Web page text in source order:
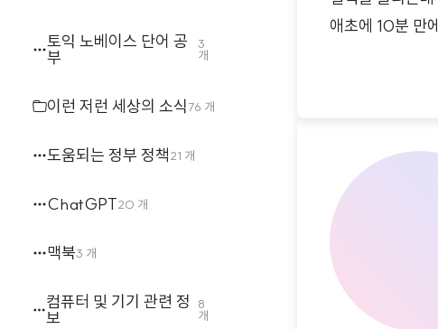
토익 노베이스 단어 공
부
3
개
이런 저런 세상의 소식76 개
도움되는 정부 정책21 개
ChatGPT20 개
맥북3 개
컴퓨터 및 기기 관련 정
보
8
개
애초에 10분 만
시하지 못하는